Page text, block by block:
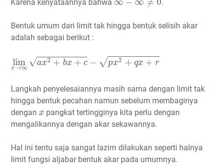
Karena kenyataannya bahwa .
Bentuk umum dari limit tak hingga bentuk selisih akar
adalah sebagai berikut :
lim
x→∞
√ax2 + bx + c − √px2 + qx + r
lim →∞ax2+bx+c− +qx+r
Langkah penyelesaiannya masih sama dengan limit tak
hingga bentuk pecahan namun sebelum membaginya
dengan x
x pangkat tertingginya kita perlu dengan
mengalikannya dengan akar sekawannya.
Hal ini tentu saja sangat lazim dilakukan seperti halnya
limit fungsi aljabar bentuk akar pada umumnya.